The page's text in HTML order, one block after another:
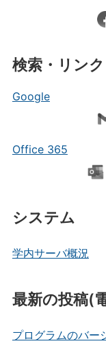
検索・リンク
Google
Office 365
システム
学内サーバ概況
最新の投稿(
プログラムのバー